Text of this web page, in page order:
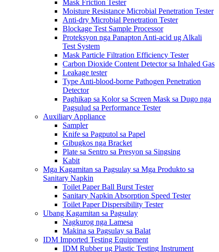
Mask Friction Tester
Moisture Resistance Microbial Penetration Tester
Anti-dry Microbial Penetration Tester
Blockage Test Sample Processor
Proteksyon nga Panapton Anti-acid ug Alkali
Test System
Mask Particle Filtration Efficiency Tester
Carbon Dioxide Content Detector sa Inhaled Gas
Leakage tester
Type Anti-blood-borne Pathogen Penetration
Detector
Paghikap sa Kolor sa Screen Mask sa Dugo nga
Pagsulud sa Performance Tester
Auxiliary Appliance
Sampler
Knife sa Pagputol sa Papel
Gibugkos nga Bracket
Plate sa Sentro sa Presyon sa Singsing
Kabit
Mga Kagamitan sa Pagsulay sa Mga Produkto sa
Sanitary Napkin
Toilet Paper Ball Burst Tester
Sanitary Napkin Absorption Speed ​​Tester
Toilet Paper Dispersibility Tester
Ubang Kagamitan sa Pagsulay
Nagkurog nga Lamesa
Makina sa Pagsulay sa Balat
IDM Imported Testing Equipment
IDM Rubber ug Plastic Testing Instrument